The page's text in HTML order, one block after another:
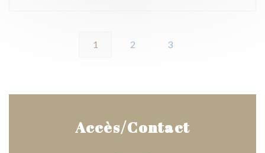
1 2 3
Accès/Contact